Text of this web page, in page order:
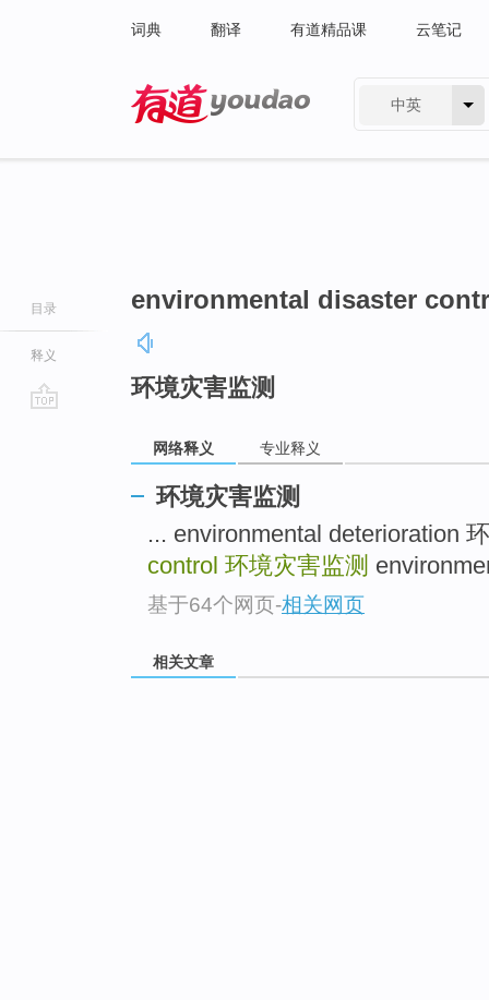
词典 翻译 有道精品课 云笔记
中英
目录
释义
environmental disaster
环境灾害监测
网络释义 专业释义
环境灾害监测
... environmental deterioration
control 环境灾害监测
基于64个网页-相关网页
相关文章